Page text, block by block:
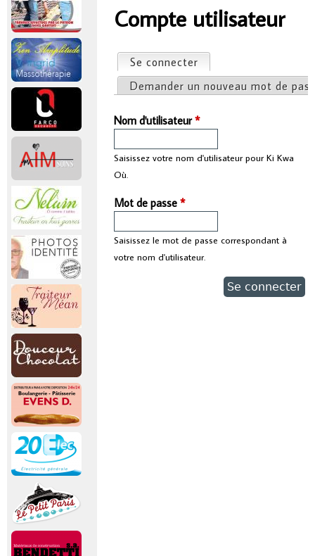
Vous êtes ici
Compte utilisateur
Onglets principaux
Se connecter
Demander un nouveau mot de
Nom d'utilisateur*
Saisissez votre nom d'utilisateur pour Ki Kwa
Où.
Mot de passe*
Saisissez le mot de passe correspondant à
votre nom d'utilisateur.
r
n
p
a